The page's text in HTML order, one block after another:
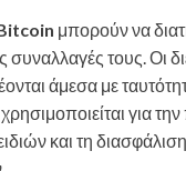
μπορούν να
συναλλαγές τους. Οι
άμεσα με
για
και τη